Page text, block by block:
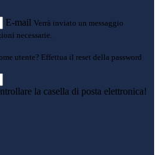
E-mail Verrà inviato un messaggio
necessarie.
utente? Effettua il reset della password
la casella di posta elettronica!